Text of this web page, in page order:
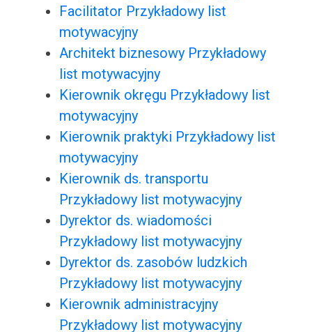
Facilitator Przykładowy list
motywacyjny
Architekt biznesowy Przykładowy
list motywacyjny
Kierownik okręgu Przykładowy list
motywacyjny
Kierownik praktyki Przykładowy list
motywacyjny
Kierownik ds. transportu
Przykładowy list motywacyjny
Dyrektor ds. wiadomości
Przykładowy list motywacyjny
Dyrektor ds. zasobów ludzkich
Przykładowy list motywacyjny
Kierownik administracyjny
Przykładowy list motywacyjny